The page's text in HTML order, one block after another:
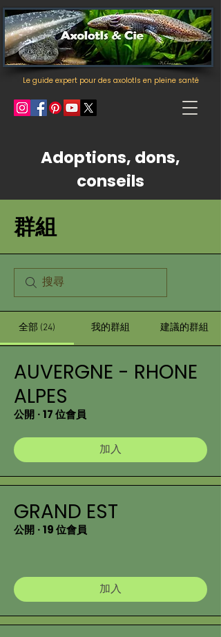
Le guide expert pour des axolotls en pleine santé
Adoptions, dons,
conseils
群組
全部 (24) 我的群組 建議的群組
AUVERGNE - RHONE
ALPES
公開 ·17 位會員
加入
GRAND EST
公開 ·19 位會員
加入